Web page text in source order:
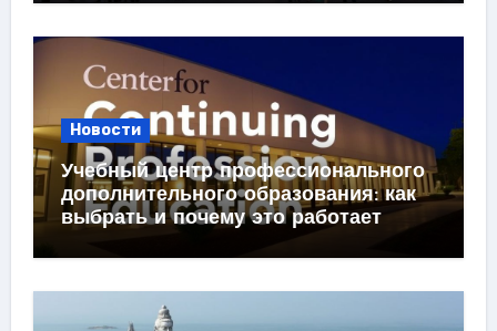
Новости
Учебный центр профессионального
дополнительного образования: как
выбрать и почему это работает